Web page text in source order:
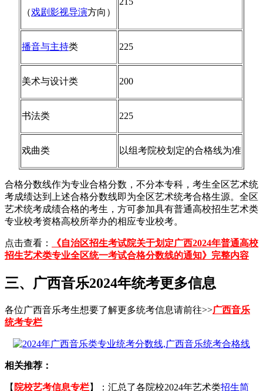
（戏剧影视导演方向）
播音与主持类 225
美术与设计类 200
书法类 225
戏曲类 以组考院校划定的合格线为准
合格分数线作为专业合格分数，不分本专科，考生全区艺术统
考成绩达到上述合格分数线即为全区艺术统考合格生源。全区
艺术统考成绩合格的考生，方可参加具有普通高校招生艺术类
专业校考资格高校所举办的相应专业校考。
点击查看：
《自治区招生考试院关于划定广西2024年普通高校
招生艺术类专业全区统一考试合格分数线的通知》完整内容
三、广西音乐2024年统考更多信息
各位广西音乐考生想要了解更多统考信息请前往>>广西音乐
统考专栏
相关推荐：
【院校艺考信息专栏】：汇总了各院校2024年艺术类招生简